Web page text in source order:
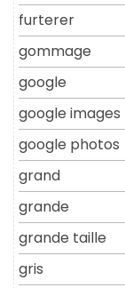
furterer
gommage
google
google images
google photos
grand
grande
grande taille
gris